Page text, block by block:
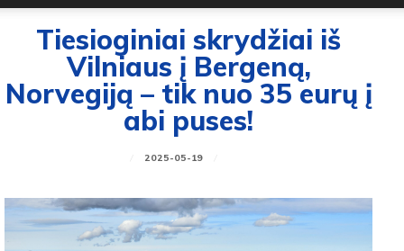
Tiesioginiai skrydžiai iš
Vilniaus į Bergeną,
Norvegiją – tik nuo 35 eurų į
abi puses!
2025-05-19